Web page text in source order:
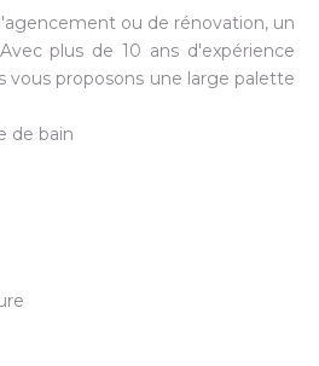
ou de rénovation, un
plus de 10 ans d'expérience
vous proposons une large palette
de bain